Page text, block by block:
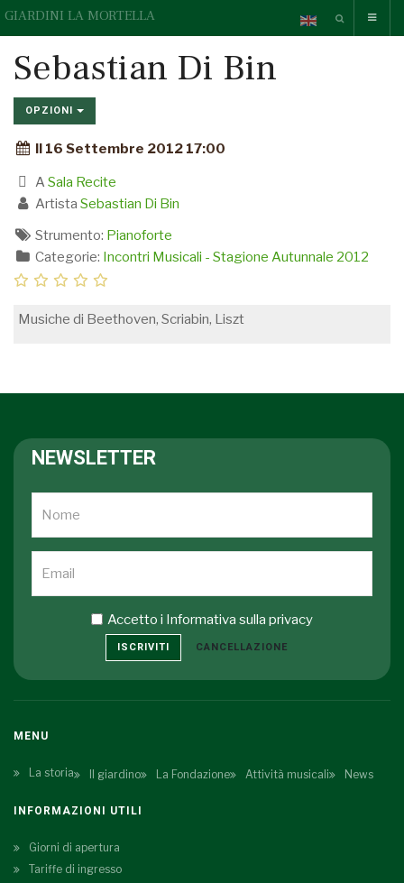
GIARDINI LA MORTELLA
Sebastian Di Bin
OPZIONI
Il 16 Settembre 2012 17:00
A Sala Recite
Artista Sebastian Di Bin
Strumento: Pianoforte
Categorie: Incontri Musicali - Stagione Autunnale 2012
Musiche di Beethoven, Scriabin, Liszt
NEWSLETTER
Accetto i Informativa sulla privacy
ISCRIVITI CANCELLAZIONE
MENU
La storia Il giardino La Fondazione Attività musicali News
INFORMAZIONI UTILI
Giorni di apertura
Tariffe di ingresso